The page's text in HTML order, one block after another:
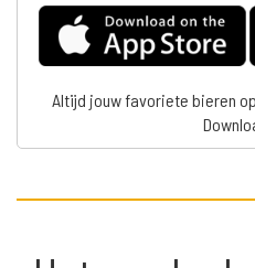
Altijd jouw favoriete bieren